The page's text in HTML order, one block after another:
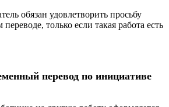
обязан удовлетворить просьбу
только если такая работа есть
перевод по инициативе